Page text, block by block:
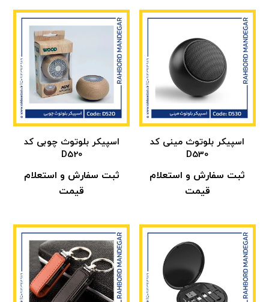
اسپیکر بلوتوث مینی کد
D530
ثبت سفارش و استعلام
قیمت
اسپیکر بلوتوث چوبی کد
D520
ثبت سفارش و استعلام
قیمت